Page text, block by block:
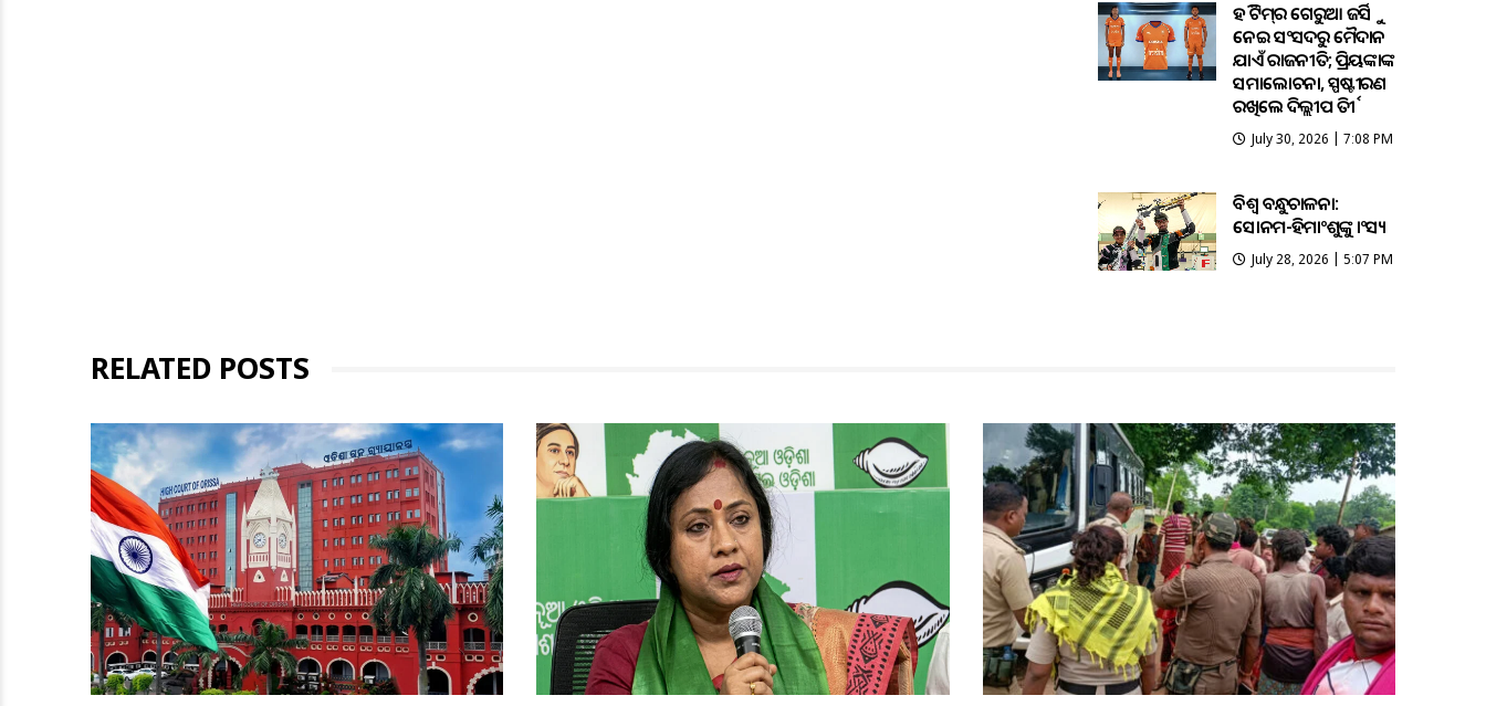
ହକି ଟିମ୍‌ର ଗେରୁଆ ଜର୍ସିକୁ
ନେଇ ସଂସଦରୁ ମୈଦାନ
ଯାଏଁ ରାଜନୀତି; ପ୍ରିୟଙ୍କାଙ୍କ
ସମାଲୋଚନା, ସ୍ପଷ୍ଟୀକରଣ
ରଖିଲେ ଦିଲ୍ଲୀପ ତିର୍କୀ
July 30, 2026 | 7:08 PM
ବିଶ୍ବ ବନ୍ଧୁକଚାଳନା:
ସୋନମ-ହିମାଂଶୁଙ୍କୁ କାଂସ୍ୟ
July 28, 2026 | 5:07 PM
RELATED POSTS